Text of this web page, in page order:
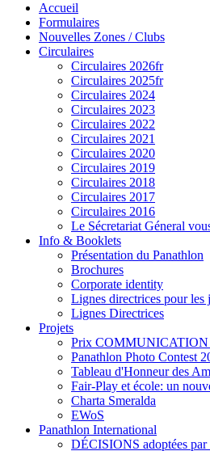
Accueil
Formulaires
Nouvelles Zones / Clubs
Circulaires
Circulaires 2026fr
Circulaires 2025fr
Circulaires 2024
Circulaires 2023
Circulaires 2022
Circulaires 2021
Circulaires 2020
Circulaires 2019
Circulaires 2018
Circulaires 2017
Circulaires 2016
Le Sécretariat Géneral
Info & Booklets
Présentation du Panathlon
Brochures
Corporate identity
Lignes directrices pour les
Lignes Directrices
Projets
Prix COMMUNICATION
Panathlon Photo Contest
Tableau d'Honneur des
Fair-Play et école: un
Charta Smeralda
EWoS
Panathlon International
DÉCISIONS adoptées par